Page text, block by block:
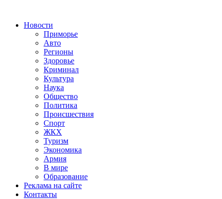
Новости
Приморье
Авто
Регионы
Здоровье
Криминал
Культура
Наука
Общество
Политика
Происшествия
Спорт
ЖКХ
Туризм
Экономика
Армия
В мире
Образование
Реклама на сайте
Контакты